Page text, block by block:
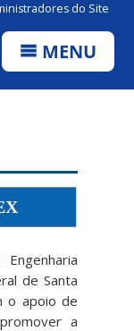
do Site
MENU
de Santa
o apoio de
a